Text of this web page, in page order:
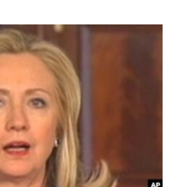
များ